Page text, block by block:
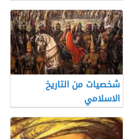
شخصيات من التاريخ
الاسلامي